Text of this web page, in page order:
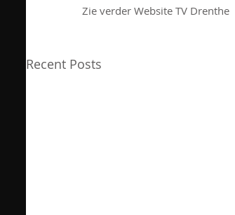
Zie verder Website TV Drenthe
Recent Posts